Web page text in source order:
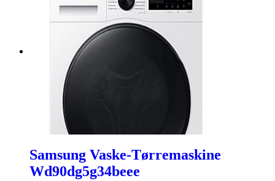
Samsung Vaske-Tørremaskine
Wd90dg5g34beee